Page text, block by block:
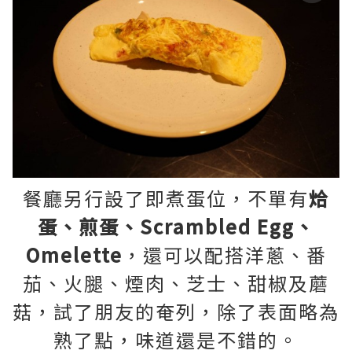
餐廳另行設了即煮蛋位，不單有烚
蛋、煎蛋、Scrambled Egg、
Omelette ，還可以配搭洋蔥、番
茄、火腿、煙肉、芝士、甜椒及蘑
菇，試了朋友的奄列，除了表面略為
熟了點，味道還是不錯的。